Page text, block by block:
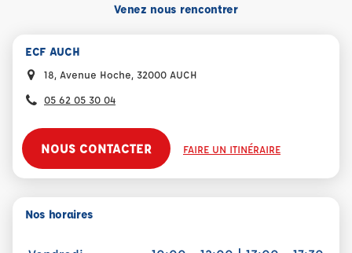
Venez nous rencontrer
ECF AUCH
18, Avenue Hoche, 32000 AUCH
05 62 05 30 04
NOUS CONTACTER FAIRE UN ITINÉRAIRE
Nos horaires